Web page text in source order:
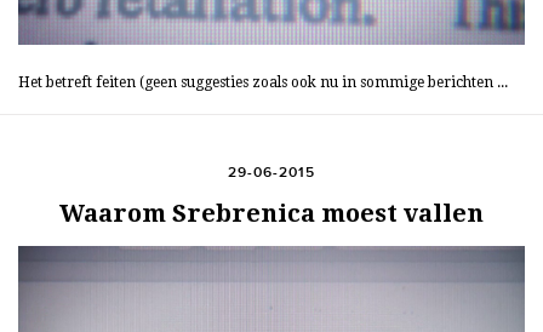
Het betreft feiten (geen suggesties zoals ook nu in sommige berichten ...
29-06-2015
Waarom Srebrenica moest vallen